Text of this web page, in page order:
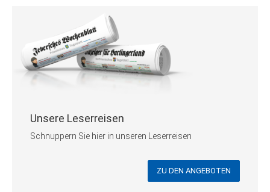
Unsere Leserreisen
Schnuppern Sie hier in unseren Leserreisen
ZU DEN ANGEBOTEN